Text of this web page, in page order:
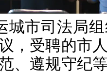
市司法局组
，受聘的市
、遵规守纪